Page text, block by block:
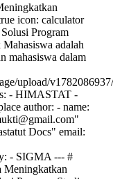
icon: calculator
Program
adalah
mahasiswa dalam
upload/
- HIMASTAT -
author: - name:
"
Docs" email:
- SIGMA --- #
Meningkatkan